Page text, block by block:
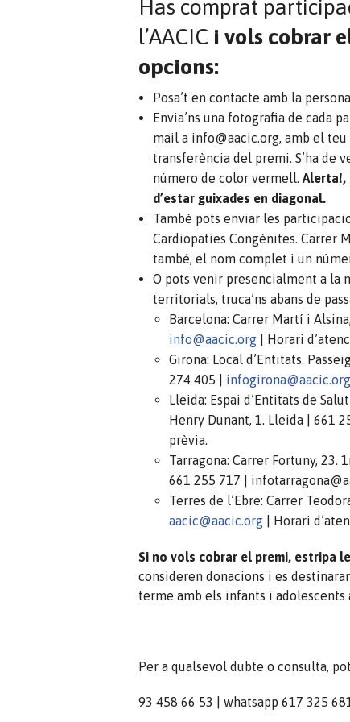
Has comprat
l’AACIC i vols cobrar
opcions:
Posa’t en contacte amb la
Envia’ns una fotografia de cada
mail a info@aacic.org, amb el
transferència del premi. S’ha de
número de color vermell. Alerta!,
d’estar guixades en diagonal.
També pots enviar les
Cardiopaties Congènites. Carrer
també, el nom complet i un
O pots venir presencialment a la
territorials, truca’ns abans de
Barcelona: Carrer Martí i
info@aacic.org| Horari
Girona: Local d’Entitats.
274 405 | infogirona@aacic.org
Lleida: Espai d’Entitats de
Henry Dunant, 1. Lleida | 661
prèvia.
Tarragona: Carrer Fortuny, 23.
661 255 717 |
Terres de l’Ebre: Carrer
aacic@aacic.org| Horari
Si no vols cobrar el premi, estripa
consideren donacions i es
terme amb els infants i
Per a qualsevol dubte o consulta,
93 458 66 53 | whatsapp 617 325